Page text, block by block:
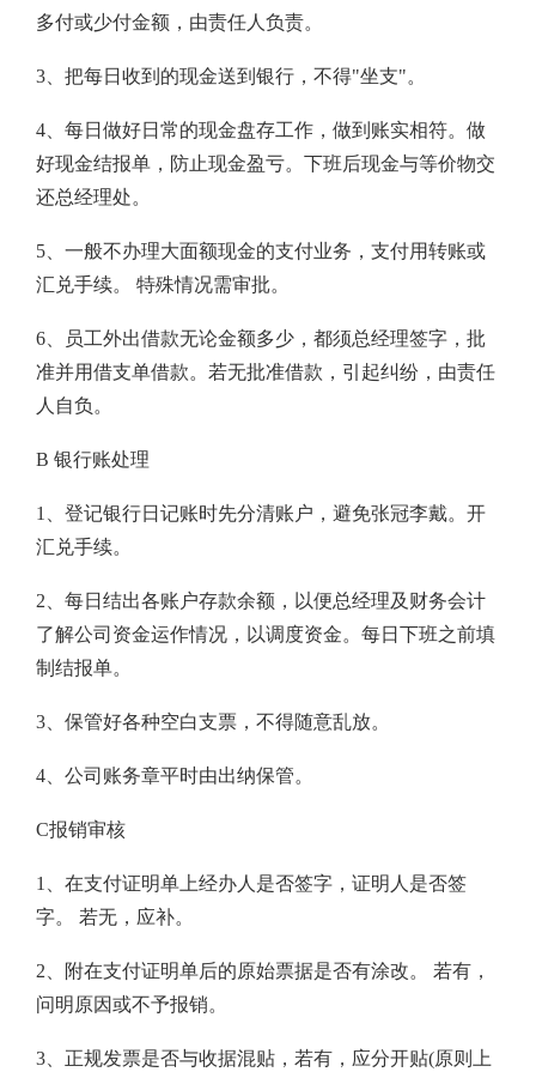
多付或少付金额，由责任人负责。
3、把每日收到的现金送到银行，不得"坐支"。
4、每日做好日常的现金盘存工作，做到账实相符。做
好现金结报单，防止现金盈亏。下班后现金与等价物交
还总经理处。
5、一般不办理大面额现金的支付业务，支付用转账或
汇兑手续。 特殊情况需审批。
6、员工外出借款无论金额多少，都须总经理签字，批
准并用借支单借款。若无批准借款，引起纠纷，由责任
人自负。
B 银行账处理
1、登记银行日记账时先分清账户，避免张冠李戴。开
汇兑手续。
2、每日结出各账户存款余额，以便总经理及财务会计
了解公司资金运作情况，以调度资金。每日下班之前填
制结报单。
3、保管好各种空白支票，不得随意乱放。
4、公司账务章平时由出纳保管。
C报销审核
1、在支付证明单上经办人是否签字，证明人是否签
字。 若无，应补。
2、附在支付证明单后的原始票据是否有涂改。 若有，
问明原因或不予报销。
3、正规发票是否与收据混贴，若有，应分开贴(原则上